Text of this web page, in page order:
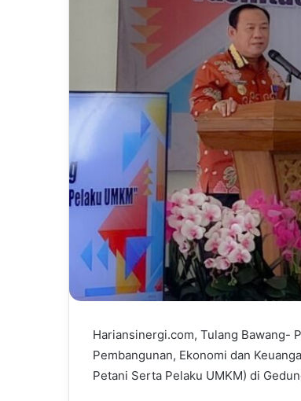
Hariansinergi.com, Tulang Bawang-
Pembangunan, Ekonomi dan
Petani Serta Pelaku UMKM) di